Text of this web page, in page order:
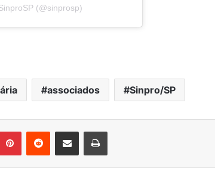
(@sinprosp)
associados Sinpro/SP